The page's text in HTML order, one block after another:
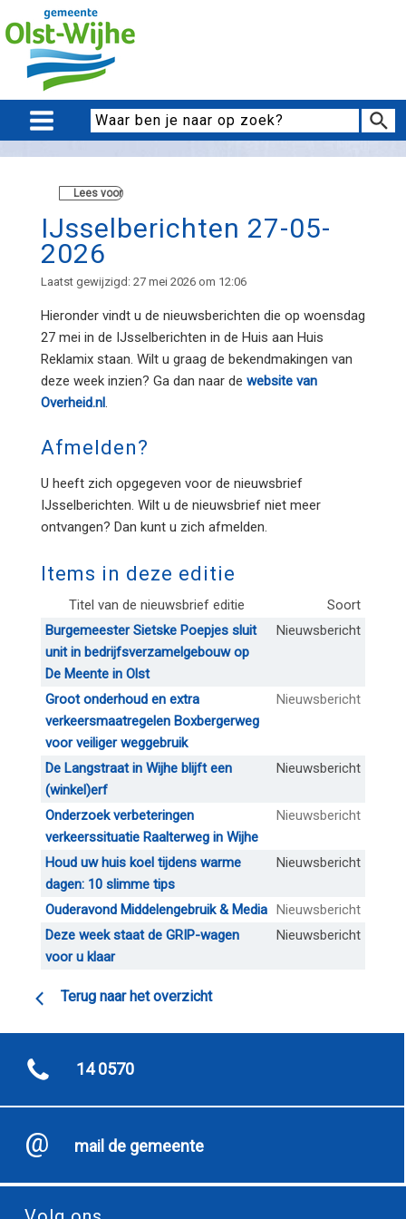
Lees voor
IJsselberichten 27-05-
2026
Laatst gewijzigd: 27 mei 2026 om 12:06
Hieronder vindt u de nieuwsberichten die op woensdag
27 mei in de IJsselberichten in de Huis aan Huis
Reklamix staan. Wilt u graag de bekendmakingen van
deze week inzien? Ga dan naar de website van
Overheid.nl.
Afmelden?
U heeft zich opgegeven voor de nieuwsbrief
IJsselberichten. Wilt u de nieuwsbrief niet meer
ontvangen? Dan kunt u zich afmelden.
Items in deze editie
Titel van de nieuwsbrief editie
Soort
Burgemeester Sietske Poepjes sluit
unit in bedrijfsverzamelgebouw op
De Meente in Olst
Nieuwsbericht
Groot onderhoud en extra
verkeersmaatregelen Boxbergerweg
voor veiliger weggebruik
Nieuwsbericht
De Langstraat in Wijhe blijft een
(winkel)erf
Nieuwsbericht
Onderzoek verbeteringen
verkeerssituatie Raalterweg in Wijhe
Nieuwsbericht
Houd uw huis koel tijdens warme
dagen: 10 slimme tips
Nieuwsbericht
Ouderavond Middelengebruik & Media Nieuwsbericht
Deze week staat de GRIP-wagen
voor u klaar
Nieuwsbericht
Terug naar het overzicht
14 0570
mail de gemeente